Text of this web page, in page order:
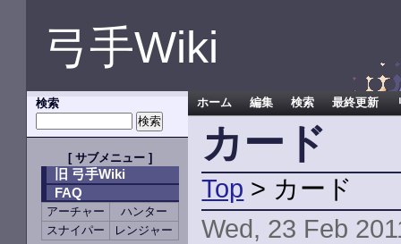
弓手Wiki
検索
[ サブメニュー]
旧 弓手Wiki
FAQ
アーチャー
ハンター
スナイパー
レンジャー
ホーム 編集 検索 最終更新
カード
Top > カード
Wed, 23 Feb